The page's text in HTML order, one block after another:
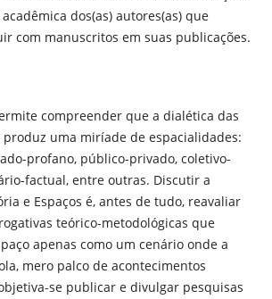
dos(as) autores(as) que
com manuscritos em suas publicações.
compreender que a dialética das
produz uma miríade de espacialidades:
profano, público-privado, coletivo-
factual, entre outras. Discutir a
e Espaços é, antes de tudo, reavaliar
teórico-metodológicas que
apenas como um cenário onde a
mero palco de acontecimentos
se publicar e divulgar pesquisas